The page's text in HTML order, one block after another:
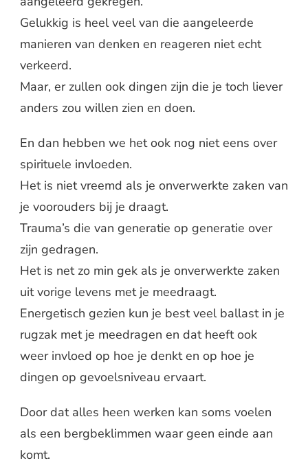
Gelukkig is heel veel van die aangeleerde
manieren van denken en reageren niet echt
verkeerd.
Maar, er zullen ook dingen zijn die je toch liever
anders zou willen zien en doen.
En dan hebben we het ook nog niet eens over
spirituele invloeden.
Het is niet vreemd als je onverwerkte zaken van
je voorouders bij je draagt.
Trauma’s die van generatie op generatie over
zijn gedragen.
Het is net zo min gek als je onverwerkte zaken
uit vorige levens met je meedraagt.
Energetisch gezien kun je best veel ballast in je
rugzak met je meedragen en dat heeft ook
weer invloed op hoe je denkt en op hoe je
dingen op gevoelsniveau ervaart.
Door dat alles heen werken kan soms voelen
als een bergbeklimmen waar geen einde aan
komt.